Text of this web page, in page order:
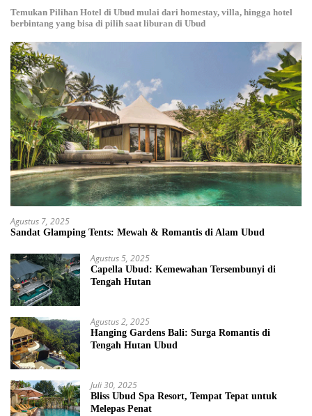
Temukan Pilihan Hotel di Ubud mulai dari homestay, villa, hingga hotel
berbintang yang bisa di pilih saat liburan di Ubud
Agustus 7, 2025
Sandat Glamping Tents: Mewah & Romantis di Alam Ubud
Agustus 5, 2025
Capella Ubud: Kemewahan Tersembunyi di
Tengah Hutan
Agustus 2, 2025
Hanging Gardens Bali: Surga Romantis di
Tengah Hutan Ubud
Juli 30, 2025
Bliss Ubud Spa Resort, Tempat Tepat untuk
Melepas Penat